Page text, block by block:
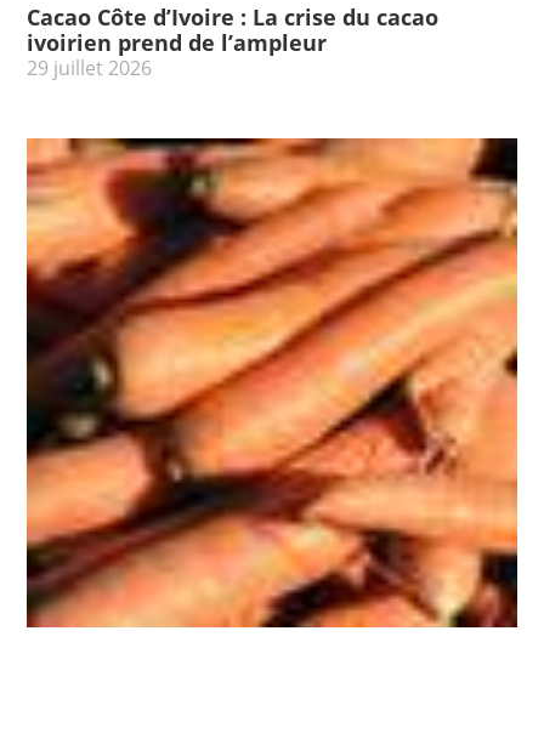
Cacao Côte d’Ivoire : La crise du cacao
ivoirien prend de l’ampleur
29 juillet 2026